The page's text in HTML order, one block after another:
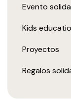
Evento
Kids
Proyectos
Regalos